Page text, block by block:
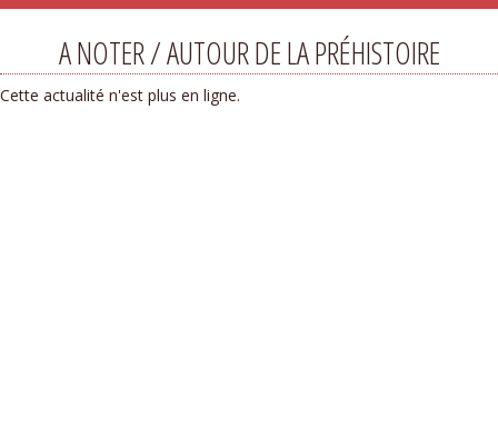
A NOTER / AUTOUR DE LA PRÉHISTOIRE
Cette actualité n'est plus en ligne.